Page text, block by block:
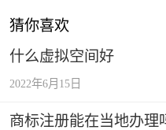
猜你喜欢
什么虚拟空间好
2022年6月15日
商标注册能在当地办理